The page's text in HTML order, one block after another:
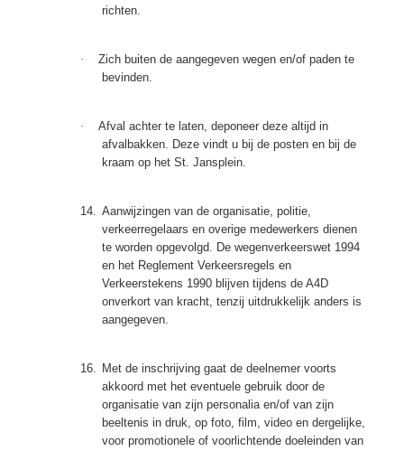
richten.
·
Zich buiten de aangegeven wegen en/of paden te
bevinden.
·
Afval achter te laten, deponeer deze altijd in
afvalbakken. Deze vindt u bij de posten en bij de
kraam op het St. Jansplein.
14. Aanwijzingen van de organisatie, politie,
verkeerregelaars en overige medewerkers dienen
te worden opgevolgd. De wegenverkeerswet 1994
en het Reglement Verkeersregels en
Verkeerstekens 1990 blijven tijdens de A4D
onverkort van kracht, tenzij uitdrukkelijk anders is
aangegeven.
16. Met de inschrijving gaat de deelnemer voorts
akkoord met het eventuele gebruik door de
organisatie van zijn personalia en/of van zijn
beeltenis in druk, op foto, film, video en dergelijke,
voor promotionele of voorlichtende doeleinden van